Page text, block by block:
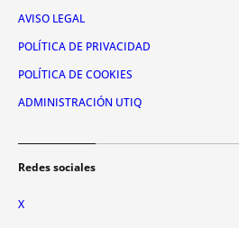
AVISO LEGAL
POLÍTICA DE PRIVACIDAD
POLÍTICA DE COOKIES
ADMINISTRACIÓN UTIQ
Redes sociales
X